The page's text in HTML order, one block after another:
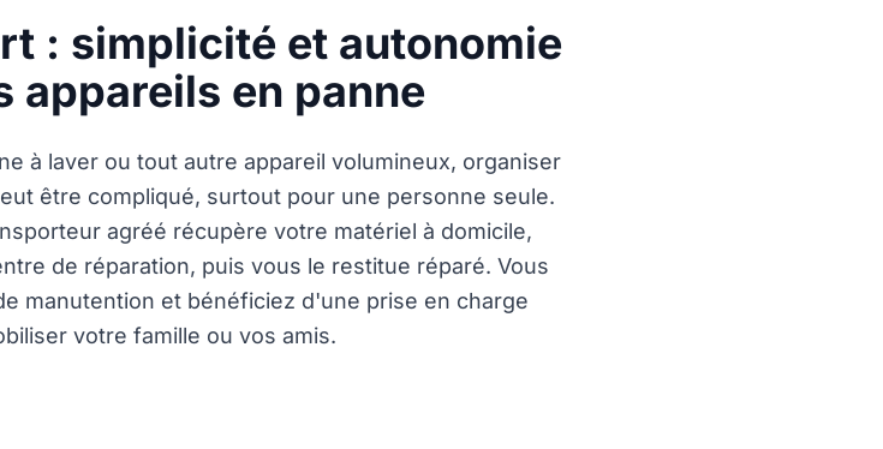
: simplicité et autonomie
appareils en panne
à laver ou tout autre appareil volumineux, organiser
être compliqué, surtout pour une personne seule.
agréé récupère votre matériel à domicile,
de réparation, puis vous le restitue réparé. Vous
manutention et bénéficiez d'une prise en charge
votre famille ou vos amis.